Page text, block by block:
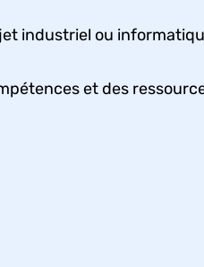
industriel ou
et des